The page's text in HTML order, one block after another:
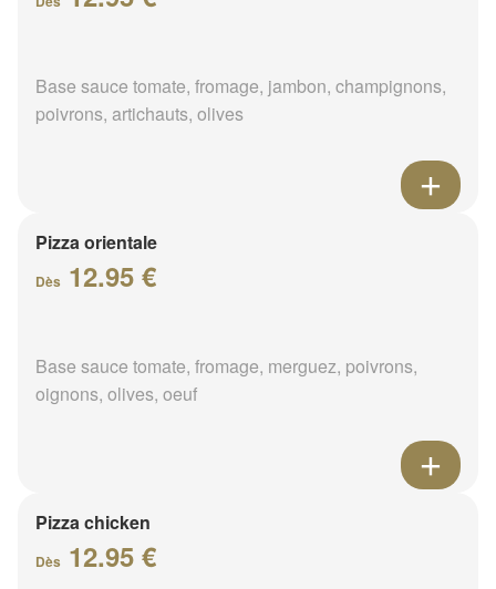
Base sauce tomate, fromage, jambon, champignons,
poivrons, artichauts, olives
Pizza orientale
Dès 12.95 €
Base sauce tomate, fromage, merguez, poivrons,
oignons, olives, oeuf
Pizza chicken
Dès 12.95 €